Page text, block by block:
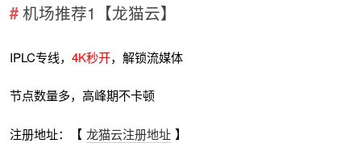
机场推荐1【龙猫云】
IPLC专线，4K秒开，解锁流媒体
节点数量多，高峰期不卡顿
注册地址：【 龙猫云注册地址 】